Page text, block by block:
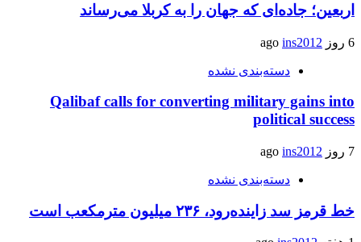
اربعین؛ جاده‌ای که جهان را به کربلا می‌رساند
6 روز ago ins2012
دسته‌بندی نشده
Qalibaf calls for converting military gains into
political success
7 روز ago ins2012
دسته‌بندی نشده
خط قرمز سد زاینده‌رود، ۲۳۶ میلیون مترمکعب است